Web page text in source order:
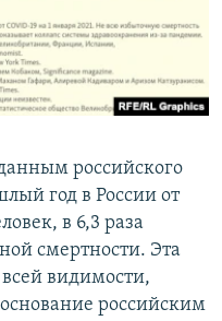
российского
год в России от
в 6,3 раза
смертности. Эта
видимости,
российским